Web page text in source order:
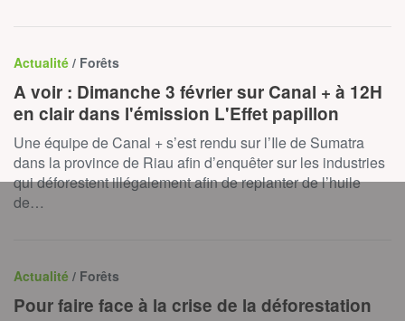
Actualité / Forêts
A voir : Dimanche 3 février sur Canal + à 12H
en clair dans l'émission L'Effet papillon
Une équipe de Canal + s’est rendu sur l’Ile de Sumatra
dans la province de Riau afin d’enquêter sur les industries
qui déforestent illégalement afin de replanter de l’huile
de…
Actualité / Forêts
Pour faire face à la crise de la déforestation